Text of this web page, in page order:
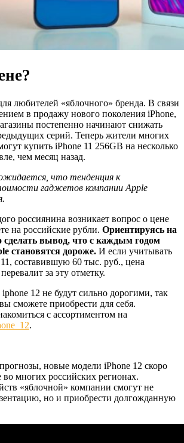
любителей «яблочного» бренда. В связи
в продажу нового поколения iPhone,
постепенно начинают снижать
серий. Теперь жители многих
купить iPhone 11 256GB на несколько
чем месяц назад.
что тенденция к
гаджетов компании Apple
россиянина возникает вопрос о цене
на российские рубли. Ориентируясь на
сделать вывод, что с каждым годом
становятся дороже. И если учитывать
составившую 60 тыс. руб., цена
за эту отметку.
12 не будут сильно дорогими, так
сможете приобрести для себя.
с ассортиментом на
.
новые модели iPhone 12 скоро
во многих российских регионах.
«яблочной» компании смогут не
но и приобрести долгожданную